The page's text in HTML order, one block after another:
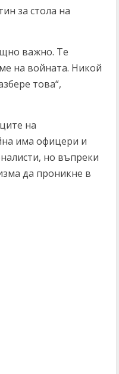
за стола на
важно. Те
на войната. Никой
това“,
на
има офицери и
но въпреки
да проникне в